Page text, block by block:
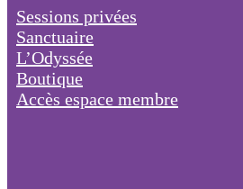
Sessions privées
Sanctuaire
L’Odyssée
Boutique
Accès espace membre